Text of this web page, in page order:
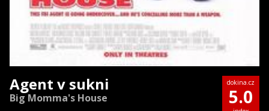
Agent v sukni
Big Momma's House
dokina.cz
5.0